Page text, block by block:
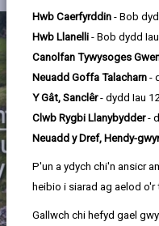
Hwb Caerfyrddin - Bob
Hwb Llanelli - Bob dydd
Canolfan Tywysoges
Neuadd Goffa Talacharn -
Y Gât, Sanclêr- dydd Iau
Clwb Rygbi Llanybydder-
Neuadd y Dref, Hendy-
P'un a ydych chi'n ansicr
heibio i siarad ag aelod o'r
Gallwch chi hefyd gael